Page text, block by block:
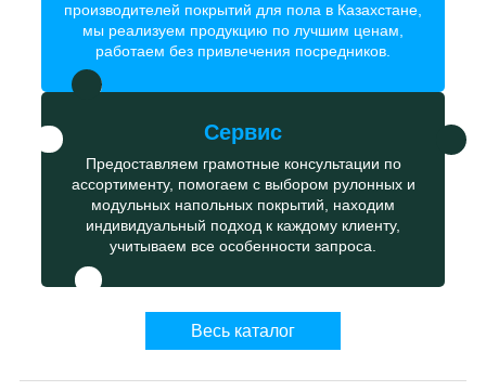
производителей покрытий для пола в Казахстане,
мы реализуем продукцию по лучшим ценам,
работаем без привлечения посредников.
Сервис
Предоставляем грамотные консультации по
ассортименту, помогаем с выбором рулонных и
модульных напольных покрытий, находим
индивидуальный подход к каждому клиенту,
учитываем все особенности запроса.
Весь каталог